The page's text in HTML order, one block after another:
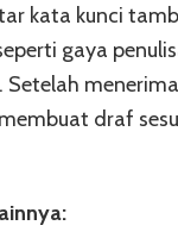
kata kunci
gaya
Setelah
draf